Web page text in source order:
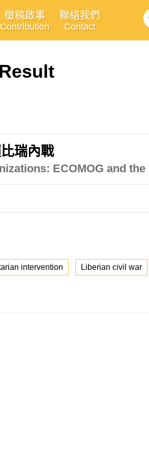
徵稿啟事
Contribution
聯絡我們
Contact
瑞內戰
ECOMOG and
intervention Liberian civil war